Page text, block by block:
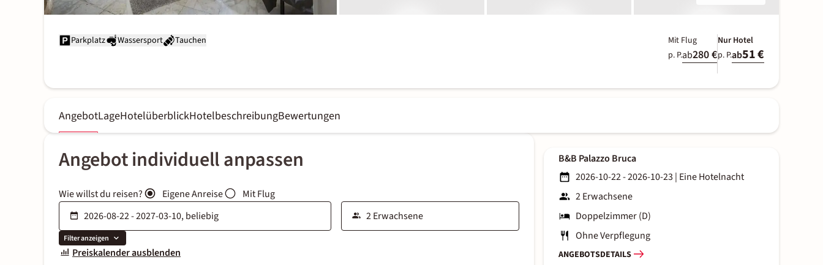
Parkplatz Wassersport Tauchen
Mit Flug
p. P.ab280 €
Nur Hotel
p. P.ab51 €
AngebotLageHotelüberblickHotelbeschreibungBewertungen
Angebot individuell anpassen
Wie willst du reisen? Eigene Anreise Mit Flug
Filter anzeigen
Preiskalender ausblenden
B&B Palazzo Bruca
2026-10-22 - 2026-10-23 | Eine Hotelnacht
2 Erwachsene
Doppelzimmer (D)
Ohne Verpflegung
ANGEBOTSDETAILS